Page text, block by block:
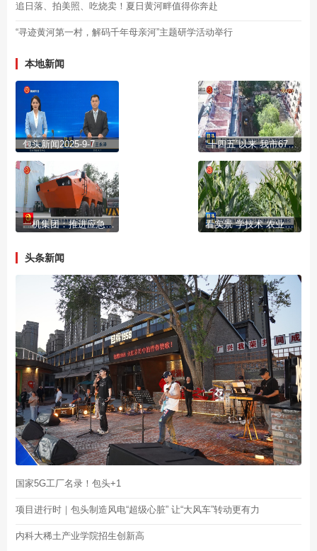
追日落、拍美照、吃烧卖！夏日黄河畔值得你奔赴
“寻迹黄河第一村，解码千年母亲河”主题研学活动举行
本地新闻
包头新闻2025-9-7 “十四五”以来 我市675个老旧小区焕新颜
一机集团：推进应急救援装备体系化建设 看实景 学技术 农业观摩会探索现代农业发展新路径
头条新闻
国家5G工厂名录！包头+1
项目进行时｜包头制造风电“超级心脏” 让“大风车”转动更有力
内科大稀土产业学院招生创新高